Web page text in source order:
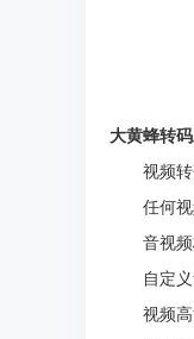
大黄蜂转
视频转
任何视频
音视频
自定义音
视频高